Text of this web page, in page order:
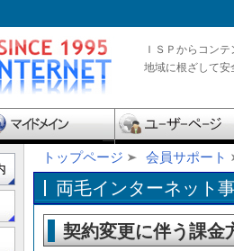
ＩＳＰからコン
地域に根ざして
トップページ 会員サポート
両毛インターネット
契約変更に伴う課金